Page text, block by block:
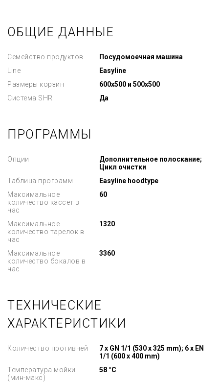
ОБЩИЕ ДАННЫЕ
Семейство продуктов
Посудомоечная машина
Line
Easyline
Размеры корзин
600х500 и 500х500
Система SHR
Да
ПРОГРАММЫ
Опции
Дополнительное полоскание;
Цикл очистки
Таблица программ
Easyline hoodtype
Максимальное
количество кассет в
час
60
Максимальное
количество тарелок в
час
1320
Максимальное
количество бокалов в
час
3360
ТЕХНИЧЕСКИЕ
ХАРАКТЕРИСТИКИ
Количество противней
7 x GN 1/1 (530 x 325 mm); 6 x EN
1/1 (600 x 400 mm)
Температура мойки
(мин-макс)
58 °C